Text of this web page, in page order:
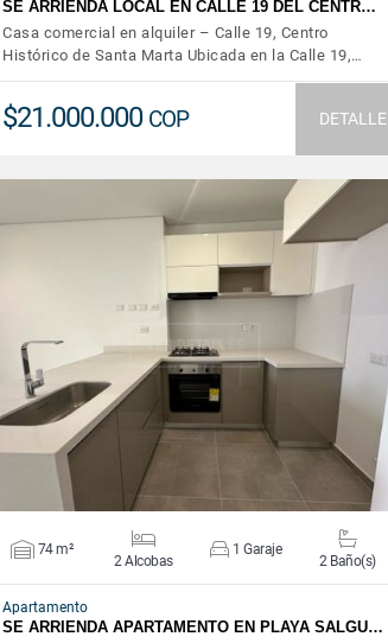
SE ARRIENDA LOCAL EN CALLE 19 DEL CENTR…
Casa comercial en alquiler – Calle 19, Centro
Histórico de Santa Marta Ubicada en la Calle 19,…
$21.000.000 COP DETALLE
VER DETALLES
74 m²
2 Alcobas
1 Garaje
2 Baño(s)
Apartamento
SE ARRIENDA APARTAMENTO EN PLAYA SALGU…